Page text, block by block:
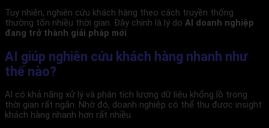
Tuy nhiên, nghiên cứu khách hàng theo cách truyền thống
thường tốn nhiều thời gian. Đây chính là lý do AI doanh nghiệp
đang trở thành giải pháp mới.
AI giúp nghiên cứu khách hàng nhanh như
thế nào?
AI có khả năng xử lý và phân tích lượng dữ liệu khổng lồ trong
thời gian rất ngắn. Nhờ đó, doanh nghiệp có thể thu được insight
khách hàng nhanh hơn rất nhiều.